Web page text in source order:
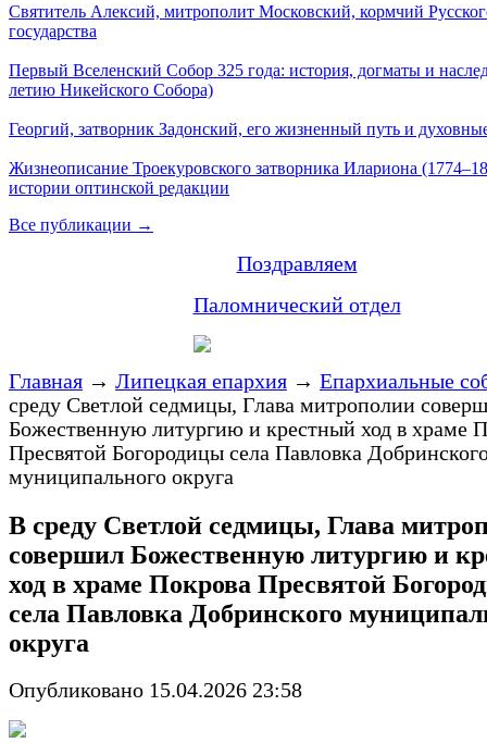
Святитель Алексий, митрополит Московский, кормчий
государства
Первый Вселенский Собор 325 года: история, догматы и
летию Никейского Собора)
Георгий, затворник Задонский, его жизненный путь и
Жизнеописание Троекуровского затворника Илариона
истории оптинской редакции
Все публикации →
Поздравляем
Паломнический отдел
Главная → Липецкая епархия → Епархиальные
среду Светлой седмицы, Глава митрополии
Божественную литургию и крестный ход в храме
Пресвятой Богородицы села Павловка
муниципального округа
В среду Светлой седмицы, Глава
совершил Божественную литургию и
ход в храме Покрова Пресвятой
села Павловка Добринского
округа
Опубликовано 15.04.2026 23:58